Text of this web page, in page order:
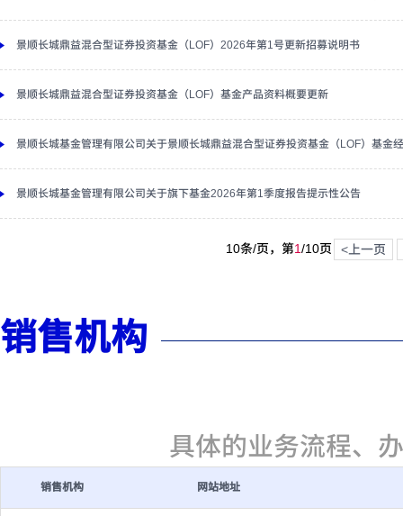
景顺长城鼎益混合型证券投资基金（LOF）2026年第1号更新招募说明书
景顺长城鼎益混合型证券投资基金（LOF）基金产品资料概要更新
景顺长城基金管理有限公司关于景顺长城鼎益混合型证券投资基金（LOF）基金
景顺长城基金管理有限公司关于旗下基金2026年第1季度报告提示性公告
10条/页，第1/10页 <上一页
销售机构
具体的业务流程、
销售机构 网站地址